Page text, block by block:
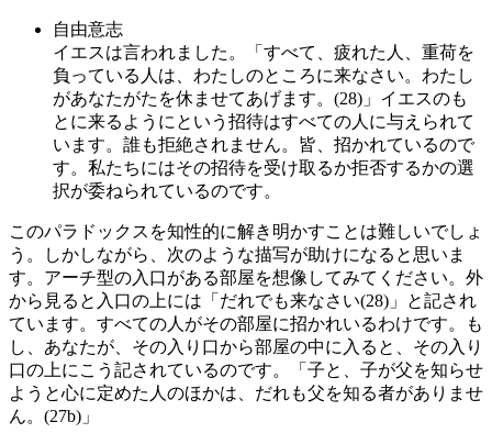
自由意志
イエスは言われました。「すべて、疲れた人、重荷を
負っている人は、わたしのところに来なさい。わたし
があなたがたを休ませてあげます。(28)」イエスのも
とに来るようにという招待はすべての人に与えられて
います。誰も拒絶されません。皆、招かれているので
す。私たちにはその招待を受け取るか拒否するかの選
択が委ねられているのです。
このパラドックスを知性的に解き明かすことは難しいでしょ
う。しかしながら、次のような描写が助けになると思いま
す。アーチ型の入口がある部屋を想像してみてください。外
から見ると入口の上には「だれでも来なさい(28)」と記され
ています。すべての人がその部屋に招かれいるわけです。も
し、あなたが、その入り口から部屋の中に入ると、その入り
口の上にこう記されているのです。「子と、子が父を知らせ
ようと心に定めた人のほかは、だれも父を知る者がありませ
ん。(27b)」